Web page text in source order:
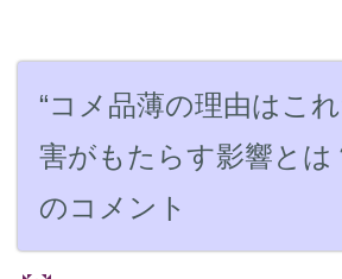
“コメ品薄の理由はこ
害がもたらす影響とは
のコメント